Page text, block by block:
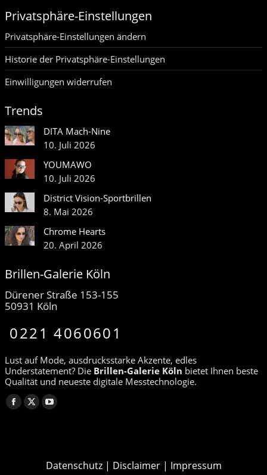
Privatsphäre-Einstellungen
Privatsphäre-Einstellungen ändern
Historie der Privatsphäre-Einstellungen
Einwilligungen widerrufen
Trends
DITA Mach-Nine
10. Juli 2026
YOUMAWO
10. Juli 2026
District Vision-Sportbrillen
8. Mai 2026
Chrome Hearts
20. April 2026
Brillen-Galerie Köln
Dürener Straße 153-155
50931 Köln
0221 4060601
Lust auf Mode, ausdrucksstarke Akzente, edles
Understatement? Die Brillen-Galerie Köln bietet Ihnen beste
Qualität und neueste digitale Messtechnologie.
Finden Sie uns auf:
Facebook
X
new
YouTube
new
Datenschutz| Disclaimer| Impressum